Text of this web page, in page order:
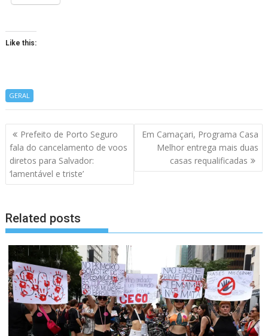
Like this:
GERAL
Navegação
de
artigos
Prefeito de Porto Seguro
fala do cancelamento de voos
diretos para Salvador:
‘lamentável e triste’
Em Camaçari, Programa Casa
Melhor entrega mais duas
casas requalificadas
Related posts